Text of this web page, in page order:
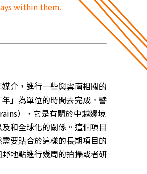
within them.
介，進行一些與雲南相關的
」為單位的時間去完成。譬
），它是有關於中越邊境
和全球化的關係。這個項目
要貼合於這樣的長期項目的
地點進行幾周的拍攝或者研